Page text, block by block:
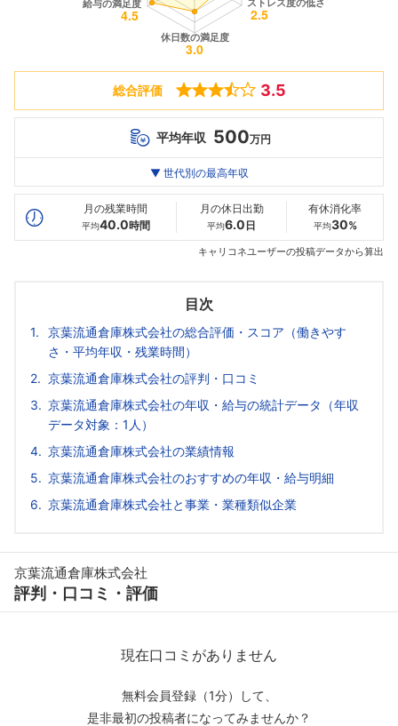
総合評価 3.5
平均年収 500万円
最高年収
20代
--万
30代
500万
--万
▼ 世代別の最高年収
月の残業時間
平均40.0時間
月の休日出勤
平均6.0 日
有休消化率
平均30%
キャリコネユーザーの投稿データから算出
目次
京葉流通倉庫株式会社の総合評価・スコア（働きやす
さ・平均年収・残業時間）
京葉流通倉庫株式会社の評判・口コミ
京葉流通倉庫株式会社の年収・給与の統計データ（年収
データ対象：1人）
京葉流通倉庫株式会社の業績情報
京葉流通倉庫株式会社のおすすめの年収・給与明細
京葉流通倉庫株式会社と事業・業種類似企業
京葉流通倉庫株式会社
評判・口コミ・評価
現在口コミがありません
無料会員登録（1分）して、
是非最初の投稿者になってみませんか？